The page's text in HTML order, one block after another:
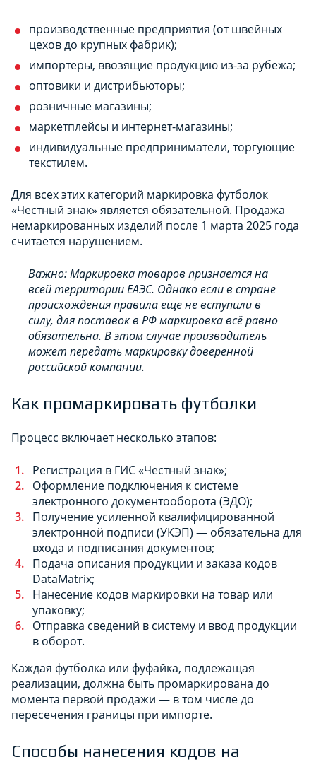
производственные предприятия (от швейных
цехов до крупных фабрик);
импортеры, ввозящие продукцию из-за рубежа;
оптовики и дистрибьюторы;
розничные магазины;
маркетплейсы и интернет-магазины;
индивидуальные предприниматели, торгующие
текстилем.
Для всех этих категорий маркировка футболок
«Честный знак» является обязательной. Продажа
немаркированных изделий после 1 марта 2025 года
считается нарушением.
Важно: Маркировка товаров признается на
всей территории ЕАЭС. Однако если в стране
происхождения правила еще не вступили в
силу, для поставок в РФ маркировка всё равно
обязательна. В этом случае производитель
может передать маркировку доверенной
российской компании.
Как промаркировать футболки
Процесс включает несколько этапов:
Регистрация в ГИС «Честный знак»;
Оформление подключения к системе
электронного документооборота (ЭДО);
Получение усиленной квалифицированной
электронной подписи (УКЭП) — обязательна для
входа и подписания документов;
Подача описания продукции и заказа кодов
DataMatrix;
Нанесение кодов маркировки на товар или
упаковку;
Отправка сведений в систему и ввод продукции
в оборот.
Каждая футболка или фуфайка, подлежащая
реализации, должна быть промаркирована до
момента первой продажи — в том числе до
пересечения границы при импорте.
Способы нанесения кодов на